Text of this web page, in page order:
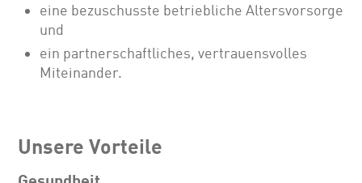
eine bezuschusste betriebliche Altersvorsorge
und
ein partnerschaftliches, vertrauensvolles
Miteinander.
Unsere Vorteile